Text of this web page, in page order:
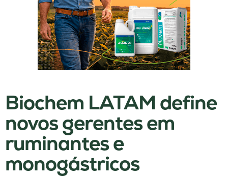
Biochem LATAM define
novos gerentes em
ruminantes e
monogástricos